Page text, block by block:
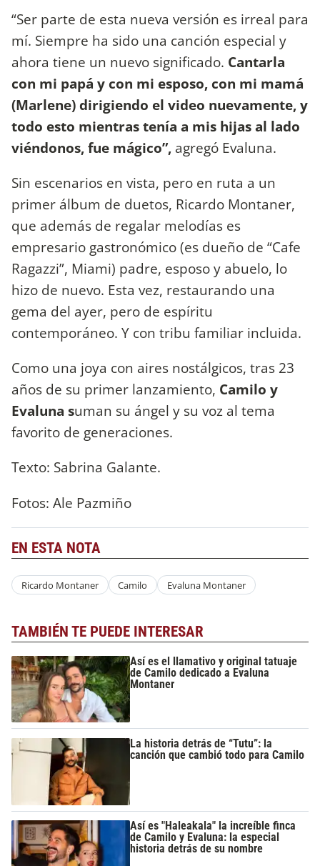
“Ser parte de esta nueva versión es irreal para
mí. Siempre ha sido una canción especial y
ahora tiene un nuevo significado. Cantarla
con mi papá y con mi esposo, con mi mamá
(Marlene) dirigiendo el video nuevamente, y
todo esto mientras tenía a mis hijas al lado
viéndonos, fue mágico”, agregó Evaluna.
Sin escenarios en vista, pero en ruta a un
primer álbum de duetos, Ricardo Montaner,
que además de regalar melodías es
empresario gastronómico (es dueño de “Cafe
Ragazzi”, Miami) padre, esposo y abuelo, lo
hizo de nuevo. Esta vez, restaurando una
gema del ayer, pero de espíritu
contemporáneo. Y con tribu familiar incluida.
Como una joya con aires nostálgicos, tras 23
años de su primer lanzamiento, Camilo y
Evaluna suman su ángel y su voz al tema
favorito de generaciones.
Texto: Sabrina Galante.
Fotos: Ale Pazmiño
EN ESTA NOTA
Ricardo Montaner Camilo Evaluna Montaner
TAMBIÉN TE PUEDE INTERESAR
Así es el llamativo y original tatuaje
de Camilo dedicado a Evaluna
Montaner
La historia detrás de “Tutu”: la
canción que cambió todo para Camilo
Así es "Haleakala" la increíble finca
de Camilo y Evaluna: la especial
historia detrás de su nombre